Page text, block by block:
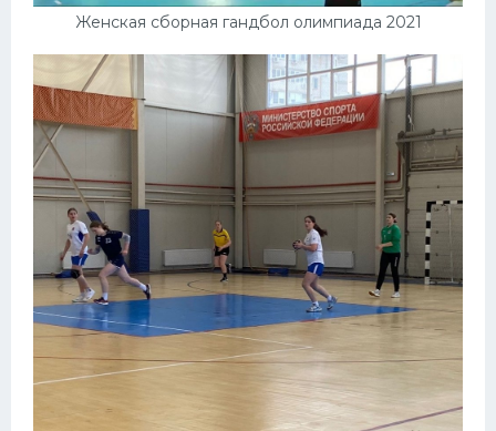
Женская сборная гандбол олимпиада 2021